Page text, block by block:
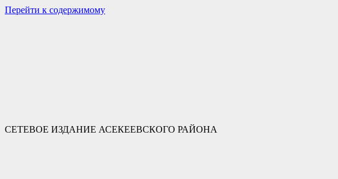
Перейти к содержимому
СЕТЕВОЕ ИЗДАНИЕ АСЕКЕЕВСКОГО РАЙОНА